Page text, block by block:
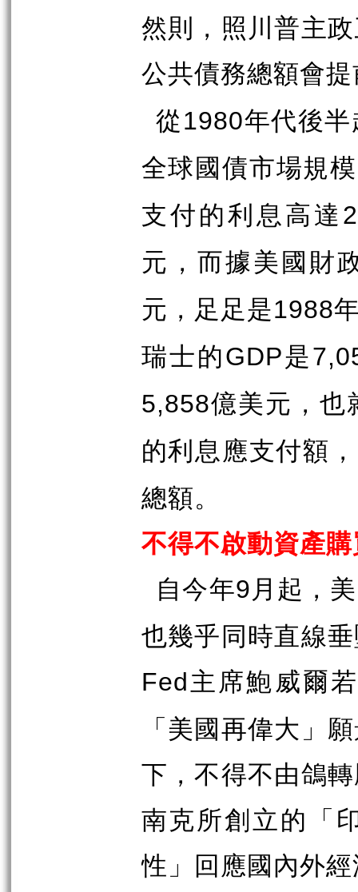
然則，照川普主
公共債務總額會
從1980年代後
全球國債市場規
支付的利息高達 2
元，而據美國財
元，足足是1988
瑞士的GDP是
5,858億美元，也
的利息應支付額
總額。
不得不啟動資產
自今年9月起，
也幾乎同時直線
Fed主席鮑威爾
「美國再偉大」
下，不得不由鴿
南克所創立的「
性」回應國內外